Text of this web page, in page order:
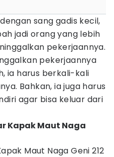
sang gadis kecil,
jadi orang yang lebih
pekerjaannya.
pekerjaannya
ia harus berkali-kali
Bahkan, ia juga harus
agar bisa keluar dari
Kapak Maut Naga
Maut Naga Geni 212